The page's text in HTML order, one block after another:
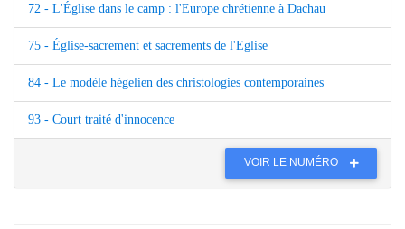
72 - L'Église dans le camp : l'Europe chrétienne à Dachau
75 - Église-sacrement et sacrements de l'Eglise
84 - Le modèle hégelien des christologies contemporaines
93 - Court traité d'innocence
VOIR LE NUMÉRO